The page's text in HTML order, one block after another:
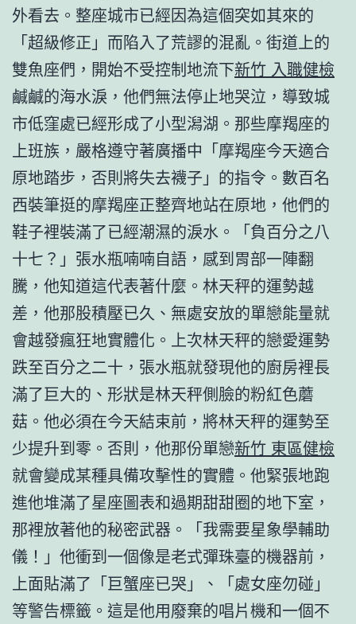
外看去。整座城市已經因為這個突如其來的
「超級修正」而陷入了荒謬的混亂。街道上的
雙魚座們，開始不受控制地流下新竹 入職健檢
鹹鹹的海水淚，他們無法停止地哭泣，導致城
市低窪處已經形成了小型潟湖。那些摩羯座的
上班族，嚴格遵守著廣播中「摩羯座今天適合
原地踏步，否則將失去襪子」的指令。數百名
西裝筆挺的摩羯座正整齊地站在原地，他們的
鞋子裡裝滿了已經潮濕的淚水。「負百分之八
十七？」張水瓶喃喃自語，感到胃部一陣翻
騰，他知道這代表著什麼。林天秤的運勢越
差，他那股積壓已久、無處安放的單戀能量就
會越發瘋狂地實體化。上次林天秤的戀愛運勢
跌至百分之二十，張水瓶就發現他的廚房裡長
滿了巨大的、形狀是林天秤側臉的粉紅色蘑
菇。他必須在今天結束前，將林天秤的運勢至
少提升到零。否則，他那份單戀新竹 東區健檢
就會變成某種具備攻擊性的實體。他緊張地跑
進他堆滿了星座圖表和過期甜甜圈的地下室，
那裡放著他的秘密武器。「我需要星象學輔助
儀！」他衝到一個像是老式彈珠臺的機器前，
上面貼滿了「巨蟹座已哭」、「處女座勿碰」
等警告標籤。這是他用廢棄的唱片機和一個不